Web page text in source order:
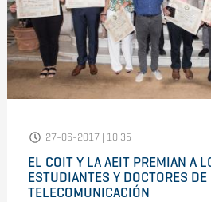
27-06-2017 | 10:35
EL COIT Y LA AEIT PREMIAN A
ESTUDIANTES Y DOCTORES
TELECOMUNICACIÓN